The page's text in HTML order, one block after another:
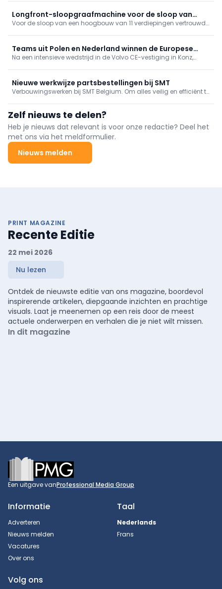
knikdumpers A30 en A40 Electric en de EWR150 Electric
bandengraafmachine
Longfront-sloopgraafmachine voor de sloop van
prefabgebouw
Voor de sloop van een hoogbouw van 11 verdiepingen vertrouwde
sloopgraafmachine.
Teams uit Polen en Nederland winnen de Europese
finale van Volvo CE Masters 2026
Na een intensieve wedstrijd in de Volvo CE-vestiging in Konz,
B.V. zich geplaatst voor de Volvo CE Masters World Final 2026
Nieuwe werkwijze partsbestellingen bij SMT
Verbouwingswerken bij SMT Belgium. Om alles veilig en efficiënt te
Zelf nieuws te delen?
Heb je nieuws dat relevant is voor onze redactie? Deel het
met ons via het meldformulier.
Nieuws melden
PRINT MAGAZINE
Recente Editie
22 mei 2026
Nu lezen
Ontdek de nieuwste editie van ons magazine, boordevol
inspirerende artikelen, diepgaande inzichten en prachtige
visuals. Laat je meenemen op een reis door de meest
actuele onderwerpen en verhalen die je niet wilt missen.
In dit magazine
Footer
Een uitgave vanProfessional Media Group
Informatie
Adverteren
Nieuws melden
Vacatures
Over ons
Taal
Nederlands
Frans
Volg ons